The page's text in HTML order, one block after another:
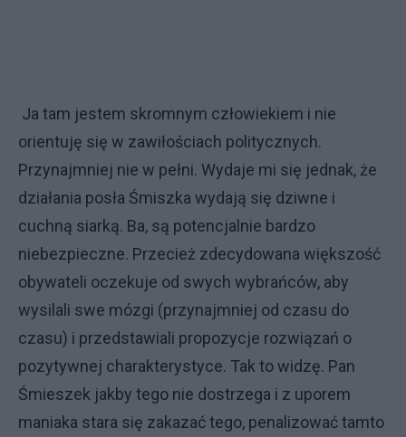
Ja tam jestem skromnym człowiekiem i nie
orientuję się w zawiłościach politycznych.
Przynajmniej nie w pełni. Wydaje mi się jednak, że
działania posła Śmiszka wydają się dziwne i
cuchną siarką. Ba, są potencjalnie bardzo
niebezpieczne. Przecież zdecydowana większość
obywateli oczekuje od swych wybrańców, aby
wysilali swe mózgi (przynajmniej od czasu do
czasu) i przedstawiali propozycje rozwiązań o
pozytywnej charakterystyce. Tak to widzę. Pan
Śmieszek jakby tego nie dostrzega i z uporem
maniaka stara się zakazać tego, penalizować tamto